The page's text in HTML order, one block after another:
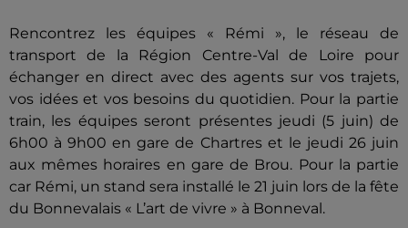
Rencontrez les équipes « Rémi », le réseau de
transport de la Région Centre-Val de Loire pour
échanger en direct avec des agents sur vos trajets,
vos idées et vos besoins du quotidien. Pour la partie
train, les équipes seront présentes jeudi (5 juin) de
6h00 à 9h00 en gare de Chartres et le jeudi 26 juin
aux mêmes horaires en gare de Brou. Pour la partie
car Rémi, un stand sera installé le 21 juin lors de la fête
du Bonnevalais « L’art de vivre » à Bonneval.